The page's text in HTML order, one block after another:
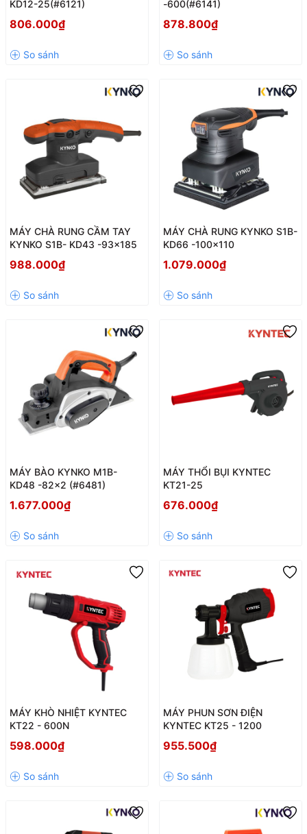
KD12-25(#6121)
806.000₫
-600(#6141)
878.800₫
MÁY CHÀ RUNG CẦM TAY
KYNKO S1B- KD43 -93x185
988.000₫
MÁY CHÀ RUNG KYNKO S1B-
KD66 -100x110
1.079.000₫
MÁY BÀO KYNKO M1B-
KD48 -82x2 (#6481)
1.677.000₫
MÁY THỔI BỤI KYNTEC
KT21-25
676.000₫
MÁY KHÒ NHIỆT KYNTEC
KT22 - 600N
598.000₫
MÁY PHUN SƠN ĐIỆN
KYNTEC KT25 - 1200
955.500₫